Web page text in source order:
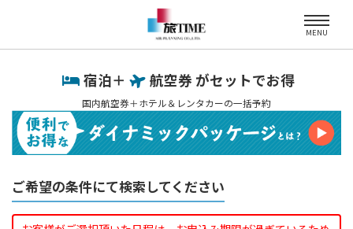
MENU
宿泊＋ 航空券 がセットでお得
国内航空券＋ホテル＆レンタカーの一括予約
ご希望の条件にて検索してください